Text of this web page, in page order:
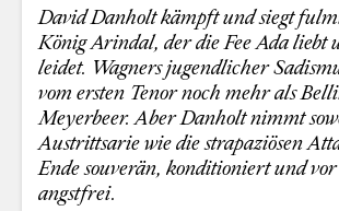
David Danholt kämpft und siegt
König Arindal, der die Fee Ada liebt
leidet. Wagners jugendlicher
vom ersten Tenor noch mehr als
Meyerbeer. Aber Danholt nimmt
Austrittsarie wie die strapaziösen
Ende souverän, konditioniert und
angstfrei.